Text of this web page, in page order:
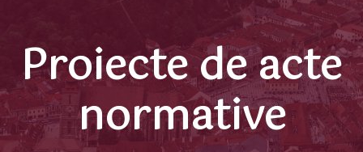
Proiecte de acte
normative